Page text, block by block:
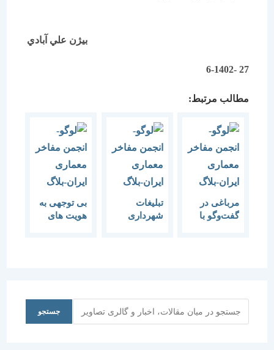
بيژن علي آبادي
مطالب مرتبط:
مرباغی در
گفت‌وگو با
تبلیغات
شهرداری
بی توجهی به
هویت های
جستجو